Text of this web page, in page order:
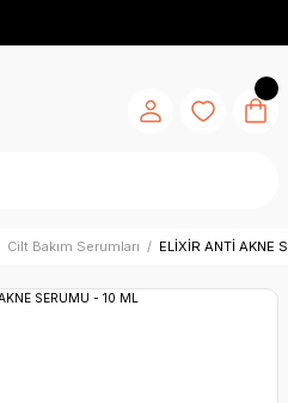
Cilt Bakım Serumları ELİXİR ANTİ AKNE